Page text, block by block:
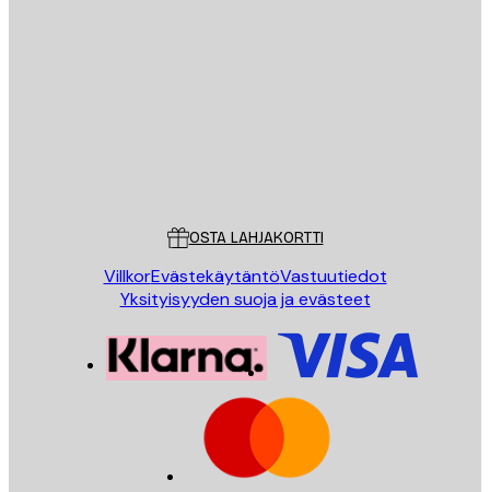
OSTA LAHJAKORTTI
VillkorEvästekäytäntöVastuutiedot
Yksityisyyden suoja ja evästeet